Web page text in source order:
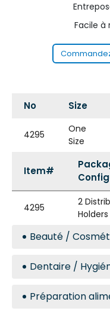
Facile
No Size
4295
One
Size
Item#
4295
2
Beauté /
Dentaire /
Préparation